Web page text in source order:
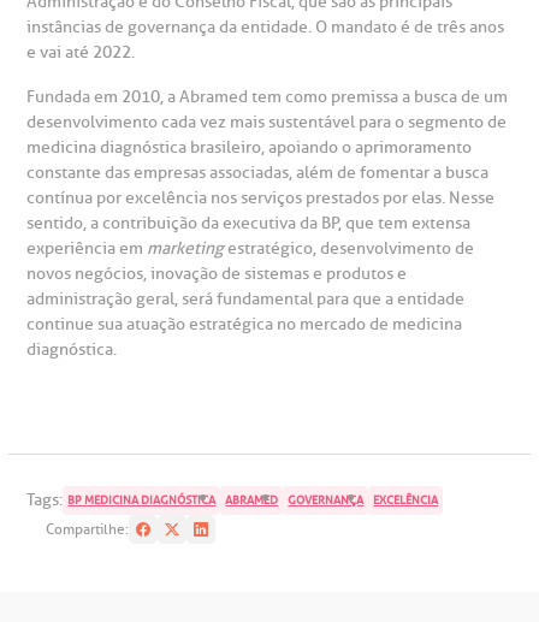
ouvidoria@bp.org.br
Fale Conosco
Saiba mais
Endereço:
Rua Maestro Cardim, 769
CEP: 01323-001 | Bela Vista
São Paulo - SP
BP Mirante
Financeiras
social da BP
corporativa
social
Telemedicina BP
Teleinterconsulta
de Infarto SUS
socorro
de cópia de prontuário médico
de orçamento particular
de veracidade de atestado
de Excelência em Ortopedia
especialidades
instâncias de governança da entidade. O mandato é de três anos
e vai até 2022.
Fundada em 2010, a Abramed tem como premissa a busca de um
desenvolvimento cada vez mais sustentável para o segmento de
medicina diagnóstica brasileiro, apoiando o aprimoramento
constante das empresas associadas, além de fomentar a busca
contínua por excelência nos serviços prestados por elas. Nesse
sentido, a contribuição da executiva da BP, que tem extensa
experiência em marketingestratégico, desenvolvimento de
novos negócios, inovação de sistemas e produtos e
administração geral, será fundamental para que a entidade
continue sua atuação estratégica no mercado de medicina
diagnóstica.
Tags: BP MEDICINA DIAGNÓSTICA ABRAMED GOVERNANÇA EXCELÊNCIA
Compartilhe: